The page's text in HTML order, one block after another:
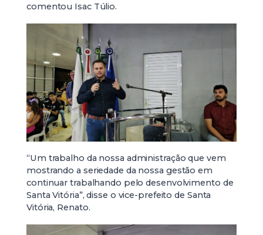
comentou Isac Túlio.
“Um trabalho da nossa administração que vem
mostrando a seriedade da nossa gestão em
continuar trabalhando pelo desenvolvimento de
Santa Vitória”, disse o vice-prefeito de Santa
Vitória, Renato.